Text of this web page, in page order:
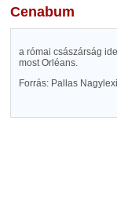
Cenabum
a római császárság
most Orléans.
Forrás: Pallas